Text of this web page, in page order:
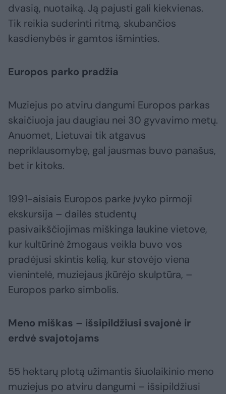
dvasią, nuotaiką. Ją pajusti gali kiekvienas.
Tik reikia suderinti ritmą, skubančios
kasdienybės ir gamtos išminties.
Europos parko pradžia
Muziejus po atviru dangumi Europos parkas
skaičiuoja jau daugiau nei 30 gyvavimo metų.
Anuomet, Lietuvai tik atgavus
nepriklausomybę, gal jausmas buvo panašus,
bet ir kitoks.
1991-aisiais Europos parke įvyko pirmoji
ekskursija – dailės studentų
pasivaikščiojimas miškinga laukine vietove,
kur kultūrinė žmogaus veikla buvo vos
pradėjusi skintis kelią, kur stovėjo viena
vienintelė, muziejaus įkūrėjo skulptūra, –
Europos parko simbolis.
Meno miškas – išsipildžiusi svajonė ir
erdvė svajotojams
55 hektarų plotą užimantis šiuolaikinio meno
muziejus po atviru dangumi – išsipildžiusi